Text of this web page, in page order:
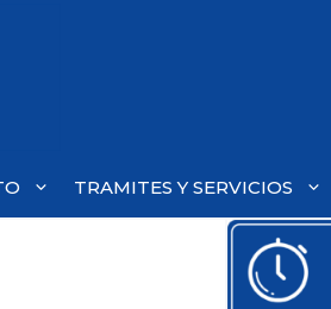
TRAMITES Y SERVICIOS